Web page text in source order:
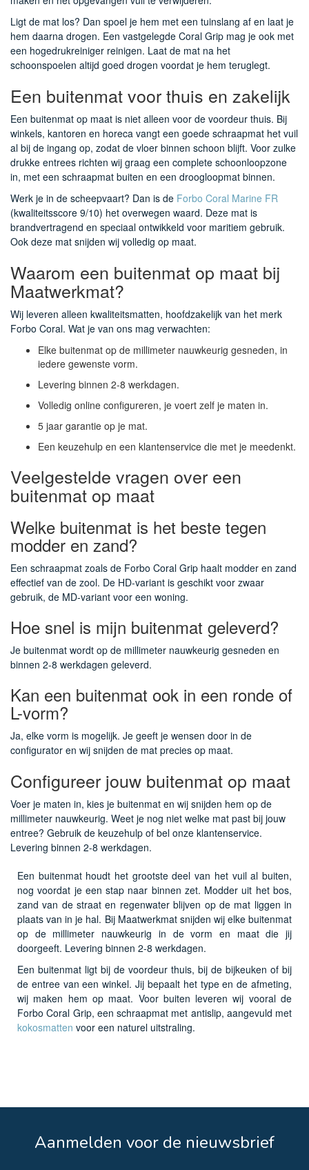
Ligt de mat los? Dan spoel je hem met een tuinslang af en laat je
hem daarna drogen. Een vastgelegde Coral Grip mag je ook met
een hogedrukreiniger reinigen. Laat de mat na het
schoonspoelen altijd goed drogen voordat je hem teruglegt.
Een buitenmat voor thuis en zakelijk
Een buitenmat op maat is niet alleen voor de voordeur thuis. Bij
winkels, kantoren en horeca vangt een goede schraapmat het vuil
al bij de ingang op, zodat de vloer binnen schoon blijft. Voor zulke
drukke entrees richten wij graag een complete schoonloopzone
in, met een schraapmat buiten en een droogloopmat binnen.
Werk je in de scheepvaart? Dan is de Forbo Coral Marine FR
(kwaliteitsscore 9/10) het overwegen waard. Deze mat is
brandvertragend en speciaal ontwikkeld voor maritiem gebruik.
Ook deze mat snijden wij volledig op maat.
Waarom een buitenmat op maat bij
Maatwerkmat?
Wij leveren alleen kwaliteitsmatten, hoofdzakelijk van het merk
Forbo Coral. Wat je van ons mag verwachten:
Elke buitenmat op de millimeter nauwkeurig gesneden, in
iedere gewenste vorm.
Levering binnen 2-8 werkdagen.
Volledig online configureren, je voert zelf je maten in.
5 jaar garantie op je mat.
Een keuzehulp en een klantenservice die met je meedenkt.
Veelgestelde vragen over een
buitenmat op maat
Welke buitenmat is het beste tegen
modder en zand?
Een schraapmat zoals de Forbo Coral Grip haalt modder en zand
effectief van de zool. De HD-variant is geschikt voor zwaar
gebruik, de MD-variant voor een woning.
Hoe snel is mijn buitenmat geleverd?
Je buitenmat wordt op de millimeter nauwkeurig gesneden en
binnen 2-8 werkdagen geleverd.
Kan een buitenmat ook in een ronde of
L-vorm?
Ja, elke vorm is mogelijk. Je geeft je wensen door in de
configurator en wij snijden de mat precies op maat.
Configureer jouw buitenmat op maat
Voer je maten in, kies je buitenmat en wij snijden hem op de
millimeter nauwkeurig. Weet je nog niet welke mat past bij jouw
entree? Gebruik de keuzehulp of bel onze klantenservice.
Levering binnen 2-8 werkdagen.
Een buitenmat houdt het grootste deel van het vuil al buiten,
nog voordat je een stap naar binnen zet. Modder uit het bos,
zand van de straat en regenwater blijven op de mat liggen in
plaats van in je hal. Bij Maatwerkmat snijden wij elke buitenmat
op de millimeter nauwkeurig in de vorm en maat die jij
doorgeeft. Levering binnen 2-8 werkdagen.
Een buitenmat ligt bij de voordeur thuis, bij de bijkeuken of bij
de entree van een winkel. Jij bepaalt het type en de afmeting,
wij maken hem op maat. Voor buiten leveren wij vooral de
Forbo Coral Grip, een schraapmat met antislip, aangevuld met
kokosmatten voor een naturel uitstraling.
Aanmelden voor de nieuwsbrief